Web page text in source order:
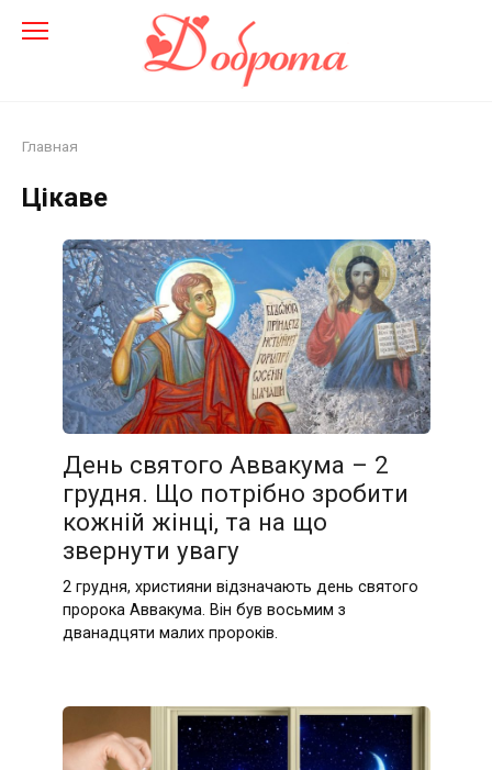
Главная
Цікаве
День святого Аввакума – 2
грудня. Що потрібно зробити
кожній жінці, та на що
звернути увагу
2 грудня, християни відзначають день святого
пророка Аввакума. Він був восьмим з
дванадцяти малих пророків.